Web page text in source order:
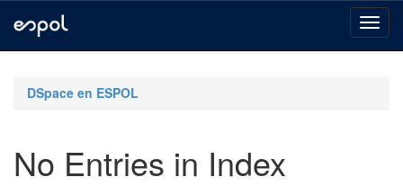
navigationDSpace en ESPOL
No Entries in Index